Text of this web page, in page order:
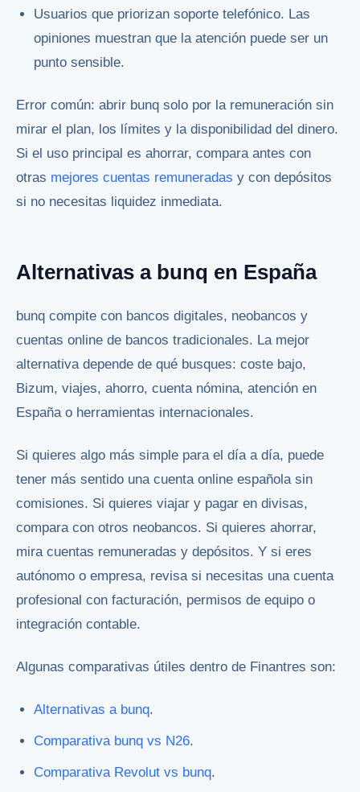
Usuarios que priorizan soporte telefónico. Las
opiniones muestran que la atención puede ser un
punto sensible.
Error común: abrir bunq solo por la remuneración sin
mirar el plan, los límites y la disponibilidad del dinero.
Si el uso principal es ahorrar, compara antes con
otras mejores cuentas remuneradas y con depósitos
si no necesitas liquidez inmediata.
Alternativas a bunq en España
bunq compite con bancos digitales, neobancos y
cuentas online de bancos tradicionales. La mejor
alternativa depende de qué busques: coste bajo,
Bizum, viajes, ahorro, cuenta nómina, atención en
España o herramientas internacionales.
Si quieres algo más simple para el día a día, puede
tener más sentido una cuenta online española sin
comisiones. Si quieres viajar y pagar en divisas,
compara con otros neobancos. Si quieres ahorrar,
mira cuentas remuneradas y depósitos. Y si eres
autónomo o empresa, revisa si necesitas una cuenta
profesional con facturación, permisos de equipo o
integración contable.
Algunas comparativas útiles dentro de Finantres son:
Alternativas a bunq.
Comparativa bunq vs N26.
Comparativa Revolut vs bunq.